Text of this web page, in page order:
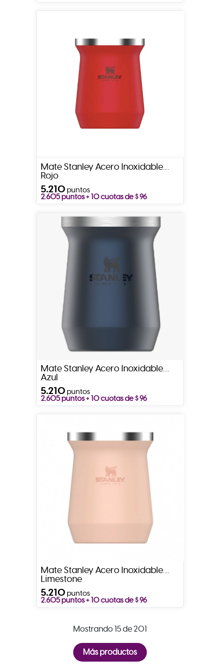
Mate Stanley Acero Inoxidable
Rojo
5.210puntos
2.605 puntos + 10 cuotas de $ 96
Mate Stanley Acero Inoxidable
Azul
5.210puntos
2.605 puntos + 10 cuotas de $ 96
Mate Stanley Acero Inoxidable
Limestone
5.210puntos
2.605 puntos + 10 cuotas de $ 96
Mostrando 15 de 201